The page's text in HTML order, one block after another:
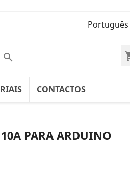
Português

CONTACTOS
10A PARA ARDUINO